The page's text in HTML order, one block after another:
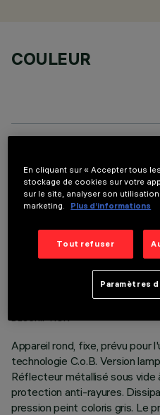
COULEUR
DONNÉES
DERNIÈRE MISE À JOUR: 05/08/
DESCRIPTION
Appareil rond, fixe, prévu pour
technologie C.o.B. Version
Réflecteur métallisé sous vide
protection anti-rayures.
pression peint coloris gris. Le
En cliquant sur « Accepter tous
stockage de cookies sur votre
sur le site, analyser son
marketing.
Plus d’informations
Tout refuser
Paramètres